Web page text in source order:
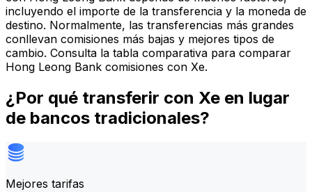
incluyendo el importe de la transferencia y la moneda de
destino. Normalmente, las transferencias más grandes
conllevan comisiones más bajas y mejores tipos de
cambio. Consulta la tabla comparativa para comparar
Hong Leong Bank comisiones con Xe.
¿Por qué transferir con Xe en lugar
de bancos tradicionales?
Mejores tarifas